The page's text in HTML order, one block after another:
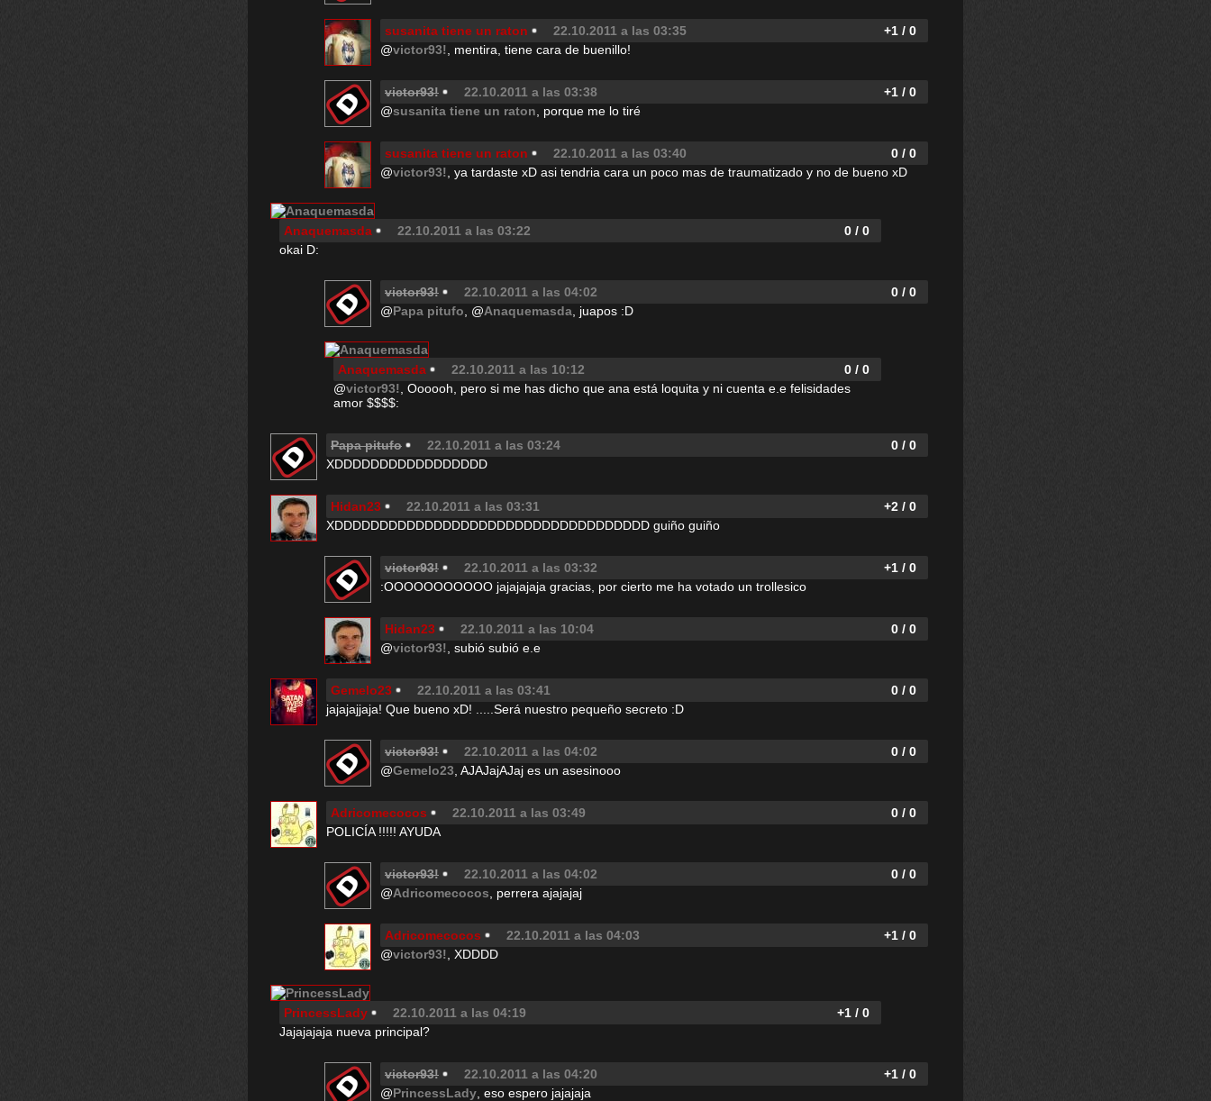
susanita tiene un raton 22.10.2011 a las 03:35
+1 / 0
@victor93! , mentira, tiene cara de buenillo!
victor93! 22.10.2011 a las 03:38
+1 / 0
@susanita tiene un raton , porque me lo tiré
susanita tiene un raton 22.10.2011 a las 03:40
0 / 0
@victor93! , ya tardaste xD asi tendria cara un poco mas de traumatizado y no de bueno xD
Anaquemasda 22.10.2011 a las 03:22
0 / 0
okai D:
victor93! 22.10.2011 a las 04:02
0 / 0
@Papa pitufo , @Anaquemasda , juapos :D
Anaquemasda 22.10.2011 a las 10:12
0 / 0
@victor93! , Oooooh, pero si me has dicho que ana está loquita y ni cuenta e.e felisidades
amor $$$$:
Papa pitufo 22.10.2011 a las 03:24
0 / 0
XDDDDDDDDDDDDDDDDD
Hidan23 22.10.2011 a las 03:31
+2 / 0
XDDDDDDDDDDDDDDDDDDDDDDDDDDDDDDDDDDD guiño guiño
victor93! 22.10.2011 a las 03:32
+1 / 0
:OOOOOOOOOOO jajajajaja gracias, por cierto me ha votado un trollesico
Hidan23 22.10.2011 a las 10:04
0 / 0
@victor93! , subió subió e.e
Gemelo23 22.10.2011 a las 03:41
0 / 0
jajajajjaja! Que bueno xD! .....Será nuestro pequeño secreto :D
victor93! 22.10.2011 a las 04:02
0 / 0
@Gemelo23 , AJAJajAJaj es un asesinooo
Adricomecocos 22.10.2011 a las 03:49
0 / 0
POLICÍA !!!!! AYUDA
victor93! 22.10.2011 a las 04:02
0 / 0
@Adricomecocos , perrera ajajajaj
Adricomecocos 22.10.2011 a las 04:03
+1 / 0
@victor93! , XDDDD
PrincessLady 22.10.2011 a las 04:19
+1 / 0
Jajajajaja nueva principal?
victor93! 22.10.2011 a las 04:20
+1 / 0
@PrincessLady , eso espero jajajaja